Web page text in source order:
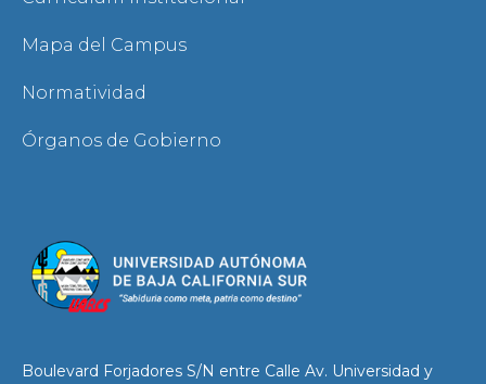
Mapa del Campus
Normatividad
Órganos de Gobierno
Boulevard Forjadores S/N entre Calle Av. Universidad y